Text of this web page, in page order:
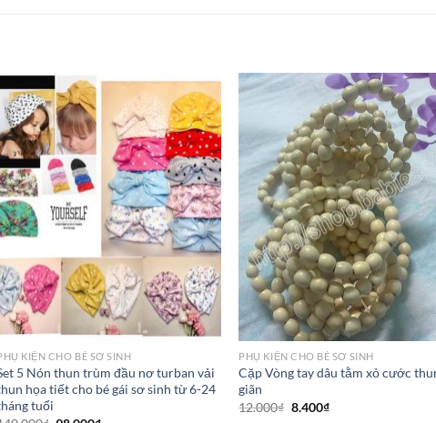
KIỆN CHO BÉ SƠ SINH
5 Nón thun trùm đầu nơ turban vải
họa tiết cho bé gái sơ sinh từ 6-24
tuổi
PHỤ KIỆN CHO BÉ SƠ SINH
Cặp Vòng tay dâu tằm xỏ cước
giãn
12.000₫ 8.400₫